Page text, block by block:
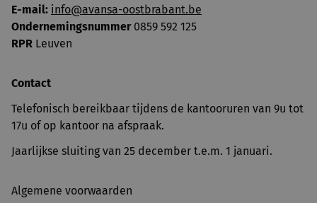
E-mail: info@avansa-oostbrabant.be
Ondernemingsnummer0859 592 125
RPR Leuven
Contact
Telefonisch bereikbaar tijdens de kantooruren van 9u tot
17u of op kantoor na afspraak.
Jaarlijkse sluiting van 25 december t.e.m. 1 januari.
Algemene voorwaarden